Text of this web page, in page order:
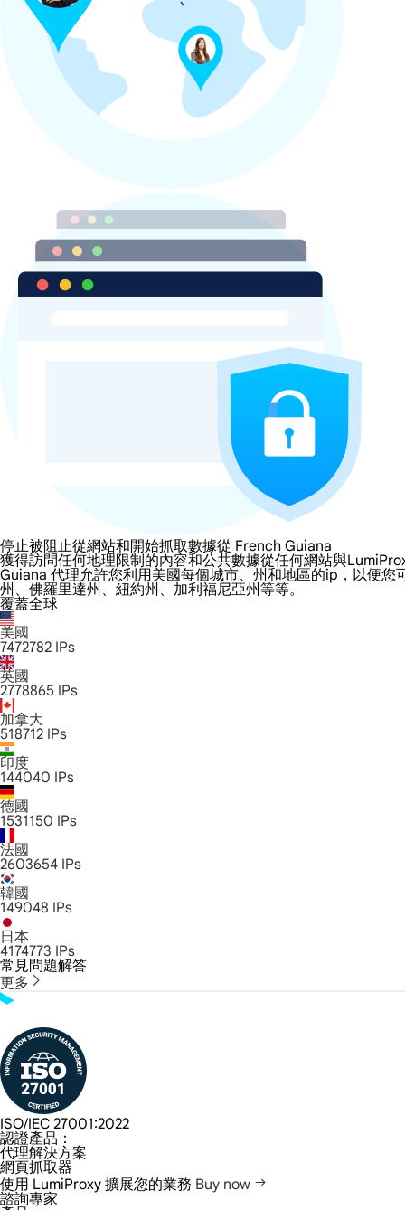
停止被阻止從網站和開始抓取數據從 French Guiana
獲得訪問任何地理限制的內容和公共數據從任何網站與
Guiana 代理允許您利用美國每個城市、州和地區的ip，以便
州、佛羅里達州、紐約州、加利福尼亞州等等。
覆蓋全球
美國
7472782 IPs
英國
2778865 IPs
加拿大
518712 IPs
印度
144040 IPs
德國
1531150 IPs
法國
2603654 IPs
韓國
149048 IPs
日本
4174773 IPs
常見問題解答
更多
ISO/IEC 27001:2022
認證產品：
代理解決方案
網頁抓取器
使用 LumiProxy 擴展您的業務 Buy now
諮詢專家